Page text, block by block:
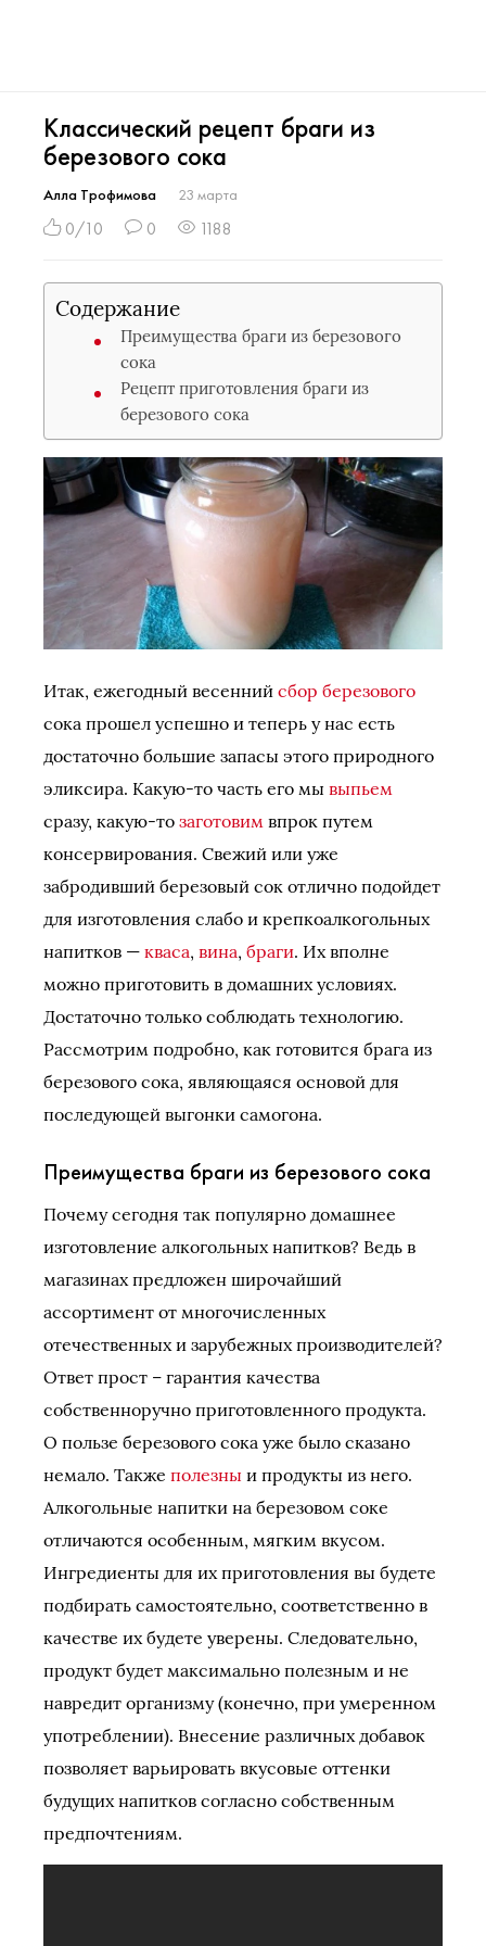
Классический рецепт браги из
березового сока
Алла Трофимова 23 марта
0/10 0 1188
Содержание
Преимущества браги из березового
сока
Рецепт приготовления браги из
березового сока
Итак, ежегодный весенний сбор березового
сока прошел успешно и теперь у нас есть
достаточно большие запасы этого природного
эликсира. Какую-то часть его мы выпьем
сразу, какую-то заготовим впрок путем
консервирования. Свежий или уже
забродивший березовый сок отлично подойдет
для изготовления слабо и крепкоалкогольных
напитков — кваса, вина, браги. Их вполне
можно приготовить в домашних условиях.
Достаточно только соблюдать технологию.
Рассмотрим подробно, как готовится брага из
березового сока, являющаяся основой для
последующей выгонки самогона.
Преимущества браги из березового сока
Почему сегодня так популярно домашнее
изготовление алкогольных напитков? Ведь в
магазинах предложен широчайший
ассортимент от многочисленных
отечественных и зарубежных производителей?
Ответ прост – гарантия качества
собственноручно приготовленного продукта.
О пользе березового сока уже было сказано
немало. Также полезны и продукты из него.
Алкогольные напитки на березовом соке
отличаются особенным, мягким вкусом.
Ингредиенты для их приготовления вы будете
подбирать самостоятельно, соответственно в
качестве их будете уверены. Следовательно,
продукт будет максимально полезным и не
навредит организму (конечно, при умеренном
употреблении). Внесение различных добавок
позволяет варьировать вкусовые оттенки
будущих напитков согласно собственным
предпочтениям.